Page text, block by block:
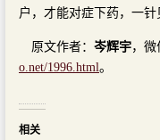
户，才能对症下药，一针
原文作者： 岑辉宇，微
o.net/1996.html。
相关